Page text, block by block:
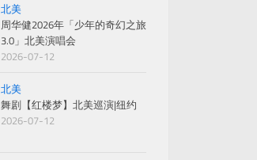
北美
周华健2026年「少年的奇幻之旅
3.0」北美演唱会
2026-07-12
北美
舞剧【红楼梦】北美巡演|纽约
2026-07-12